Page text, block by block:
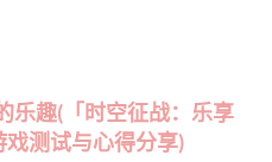
乐趣(「时空征战：乐享
测试与心得分享)